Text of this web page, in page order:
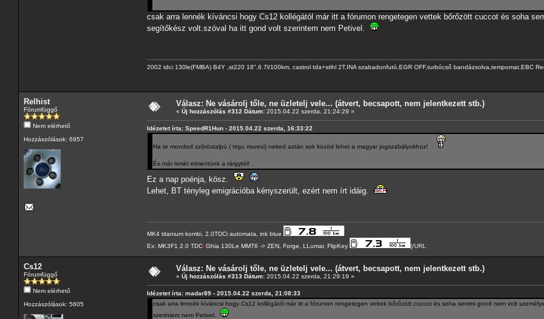
csak arra lennék kíváncsi hogy Cs12 kollégától már itt a fórumon rengetegen vettek bőrőzött cuccot és soha
segítőkész volt.szóval ha itt gond volt szerintem nem Petivel.
2002 tdci 130le(FMBA) B4Y ,st220 18",6.7l/100km, castrol tda+stihl 2T,INA szabadonfutó,EGR OFF,turbócső bandázsolva,tempomat,EBC
Relhist
Fórumfüggő
Nem elérhető
Hozzászólások: 6957
Válasz: Ne vásárolj tőle, ne üzletelj vele... (átvert, becsapott, nem jelentkezett stb.)
« Új hozzászólás #312 Dátum: 2015.04.22 szerda, 21:24:29 »
Idézetet írta: SpeedR1Hun - 2015.04.22 szerda, 16:33:22
Ha te mondod szőröstalpú ( tirgu muresi) neked aztán sok közöd lehet a magyar jogszabályokhoz!
És már ismét elmentünk a tárgytól!
Ez a nap poénja, kösz.
Lehet, BT tényleg emigrációba kényszerült, ezért nem írt idáig.
MK4 titanium kombi, 2.0TDCi automata, ink blue
Ex: MK3F1 2.0 TDCi Ghia 130Le MMT6 -> ZEN, Forge, LLumar, FlipKey [/URL
Cs12
Fórumfüggő
Nem elérhető
Hozzászólások: 5605
Válasz: Ne vásárolj tőle, ne üzletelj vele... (átvert, becsapott, nem jelentkezett stb.)
« Új hozzászólás #313 Dátum: 2015.04.22 szerda, 21:29:19 »
Idézetet írta: madar89 - 2015.04.22 szerda, 21:08:33
csak arra lennék kíváncsi hogy Cs12 kollégától már itt a fórumon rengetegen vettek bőrőzött cuccot és soha semmi gond nem volt
szerintem nem Petivel.